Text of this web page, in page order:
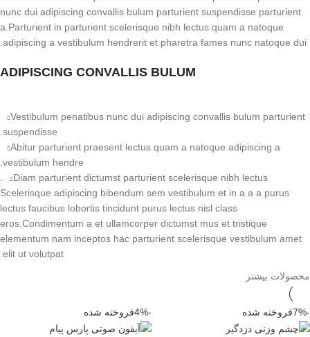
nunc dui adipiscing convallis bulum parturient suspendisse parturient
a.Parturient in parturient scelerisque nibh lectus quam a natoque
adipiscing a vestibulum hendrerit et pharetra fames nunc natoque dui.
ADIPISCING CONVALLIS BULUM
Vestibulum penatibus nunc dui adipiscing convallis bulum parturient
suspendisse.
Abitur parturient praesent lectus quam a natoque adipiscing a
vestibulum hendre.
Diam parturient dictumst parturient scelerisque nibh lectus.
Scelerisque adipiscing bibendum sem vestibulum et in a a a purus
lectus faucibus lobortis tincidunt purus lectus nisl class
eros.Condimentum a et ullamcorper dictumst mus et tristique
elementum nam inceptos hac parturient scelerisque vestibulum amet
elit ut volutpat.
محصولات بیشتر
-7% فروخته شده -4% فروخته شده